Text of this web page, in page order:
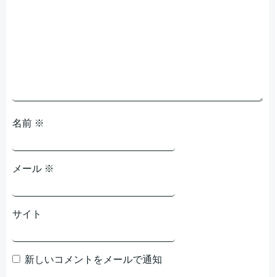
名前 ※
メール ※
サイト
新しいコメントをメールで通知